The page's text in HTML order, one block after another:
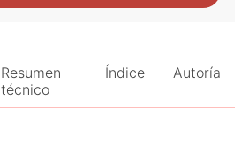
Resumen
técnico
Índice Autoría